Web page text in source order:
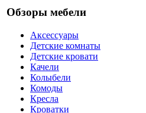
Обзоры мебели
Аксессуары
Детские комнаты
Детские кровати
Качели
Колыбели
Комоды
Кресла
Кроватки